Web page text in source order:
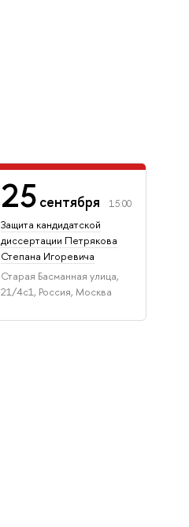
25 сентября 15:00
Защита кандидатской
диссертации Петрякова
Степана Игоревича
Старая Басманная улица,
21/4с1, Россия, Москва